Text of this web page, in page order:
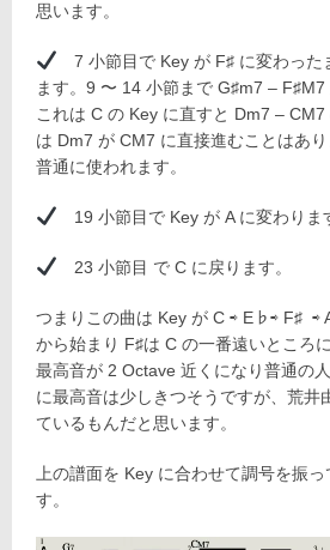
思います。
7 小節目で Key が F♯ に変わった
ます。9 〜 14 小節まで G♯m7 – F♯M7
これは C の Key に直すと Dm7 –
は Dm7 が CM7 に直接進むことはあ
普通に使われます。
19 小節目で Key が A に変わりま
23 小節目 で C に戻ります。
つまりこの曲は Key が C ⇨ E♭⇨ F♯ ⇨
から始まり F♯は C の一番遠いところ
最高音が 2 Octave 近くになり普通の
に最高音は少しきつそうですが、荒井
ているもんだと思います。
上の譜面を Key に合わせて調号を振
す。